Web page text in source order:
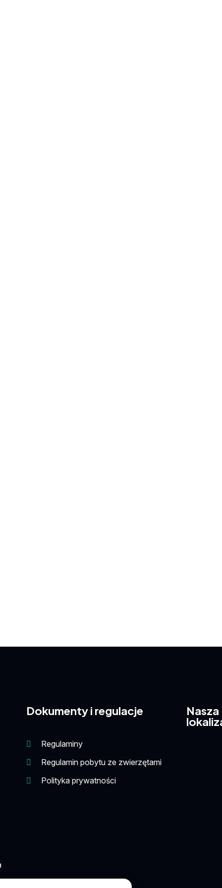
Dokumenty i regulacje
Regulaminy
Regulamin pobytu ze zwierzętami
Polityka prywatności
Nasza